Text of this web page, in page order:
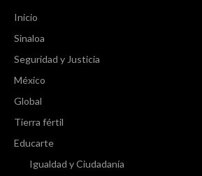
Inicio
Sinaloa
Seguridad y Justicia
México
Global
Tierra fértil
Educarte
Igualdad y Ciudadanía